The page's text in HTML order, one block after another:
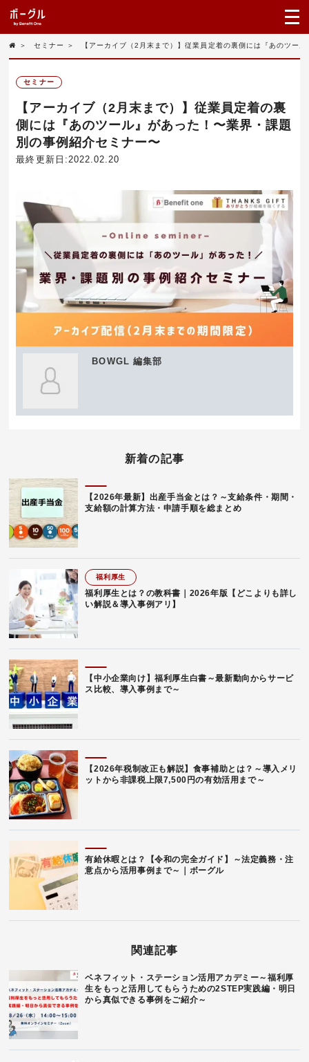
＞ セミナー ＞ 【アーカイブ（2月末まで）】従業員定着の裏側には『あのツー
セミナー
【アーカイブ（2月末まで）】従業員定着の裏
側には『あのツール』があった！〜業界・課題
別の事例紹介セミナー〜
最終更新日:2022.02.20
BOWGL 編集部
新着の記事
【2026年最新】出産手当金とは？～支給条件・期間・
支給額の計算方法・申請手順を総まとめ
福利厚生
福利厚生とは？の教科書｜2026年版【どこよりも詳し
い解説＆導入事例アリ】
【中小企業向け】福利厚生白書～最新動向からサービ
ス比較、導入事例まで～
【2026年税制改正も解説】食事補助とは？～導入メリ
ットから非課税上限7,500円の有効活用まで～
有給休暇とは？【令和の完全ガイド】～法定義務・注
意点から活用事例まで～｜ボーグル
関連記事
ベネフィット・ステーション活用アカデミー～福利厚
生をもっと活用してもらうための2STEP実践編・明日
から真似できる事例をご紹介～